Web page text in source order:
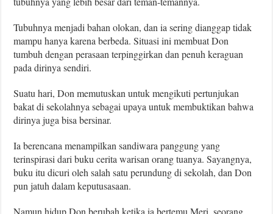
Tubuhnya menjadi bahan olokan, dan ia sering dianggap tidak
mampu hanya karena berbeda. Situasi ini membuat Don
tumbuh dengan perasaan terpinggirkan dan penuh keraguan
pada dirinya sendiri.
Suatu hari, Don memutuskan untuk mengikuti pertunjukan
bakat di sekolahnya sebagai upaya untuk membuktikan bahwa
dirinya juga bisa bersinar.
Ia berencana menampilkan sandiwara panggung yang
terinspirasi dari buku cerita warisan orang tuanya. Sayangnya,
buku itu dicuri oleh salah satu perundung di sekolah, dan Don
pun jatuh dalam keputusasaan.
Namun hidup Don berubah ketika ia bertemu Meri, seorang